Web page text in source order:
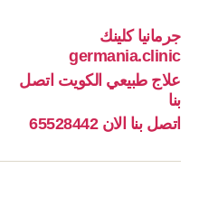
جرمانيا كلينك
germania.clinic
علاج طبيعي الكويت اتصل
بنا
اتصل بنا الان 65528442